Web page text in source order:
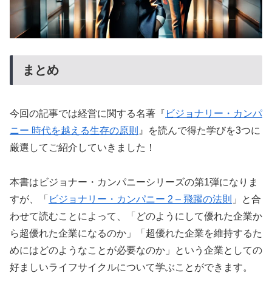
まとめ
今回の記事では経営に関する名著『 ビジョナリー・カンパ
ニー 時代を越える生存の原則 』を読んで得た学びを3つに
厳選してご紹介していきました！
本書はビジョナー・カンパニーシリーズの第1弾になりま
すが、「 ビジョナリー・カンパニー 2 – 飛躍の法則 」と合
わせて読むことによって、「どのようにして優れた企業か
ら超優れた企業になるのか」「超優れた企業を維持するた
めにはどのようなことが必要なのか」という企業としての
好ましいライフサイクルについて学ぶことができます。